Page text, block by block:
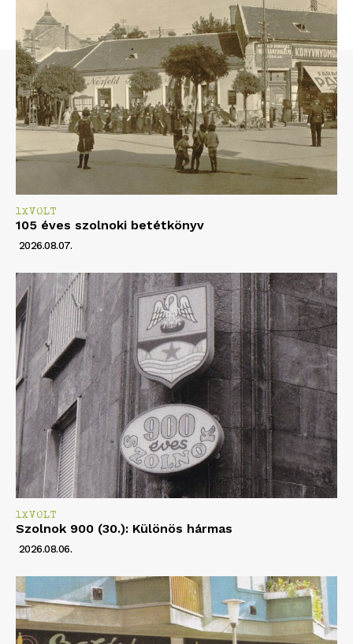
1XVOLT
105 éves szolnoki betétkönyv
2026.08.07.
1XVOLT
Szolnok 900 (30.): Különös hármas
2026.08.06.